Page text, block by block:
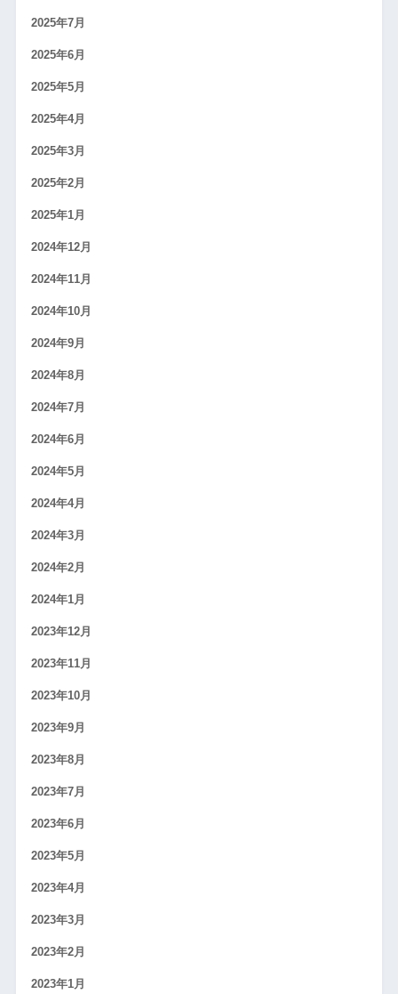
2025年7月
2025年6月
2025年5月
2025年4月
2025年3月
2025年2月
2025年1月
2024年12月
2024年11月
2024年10月
2024年9月
2024年8月
2024年7月
2024年6月
2024年5月
2024年4月
2024年3月
2024年2月
2024年1月
2023年12月
2023年11月
2023年10月
2023年9月
2023年8月
2023年7月
2023年6月
2023年5月
2023年4月
2023年3月
2023年2月
2023年1月